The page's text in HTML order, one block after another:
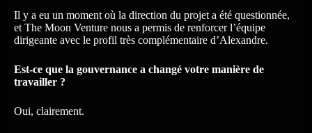
Il y a eu un moment où la direction du projet a été questionnée,
et The Moon Venture nous a permis de renforcer l’équipe
dirigeante avec le profil très complémentaire d’Alexandre.
Est-ce que la gouvernance a changé votre manière de
travailler ?
Oui, clairement.